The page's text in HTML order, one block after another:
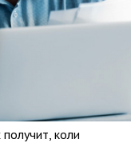
коли